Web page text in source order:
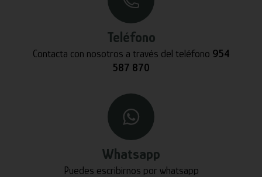
Teléfono
Contacta con nosotros a través del teléfono 954
587 870
Whatsapp
Puedes escribirnos por whatsapp